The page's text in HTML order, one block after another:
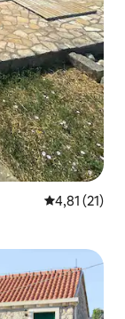
4,81 de uma
4,81 (21)